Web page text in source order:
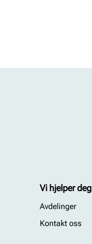
Vi hjelper deg
Avdelinger
Kontakt oss